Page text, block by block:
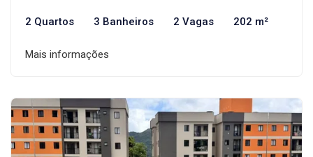
2 Quartos 3 Banheiros 2 Vagas 202 m²
Mais informações